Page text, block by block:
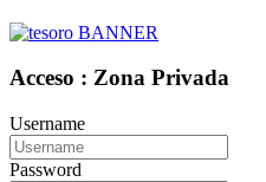
Acceso : Zona Privada
Username
Password